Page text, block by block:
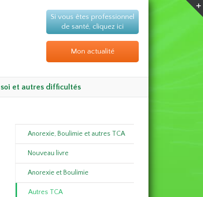
Si vous êtes professionnel
de santé, cliquez ici
Mon actualité
et autres difficultés
Anorexie, Boulimie et autres TCA
Nouveau livre
Anorexie et Boulimie
Autres TCA